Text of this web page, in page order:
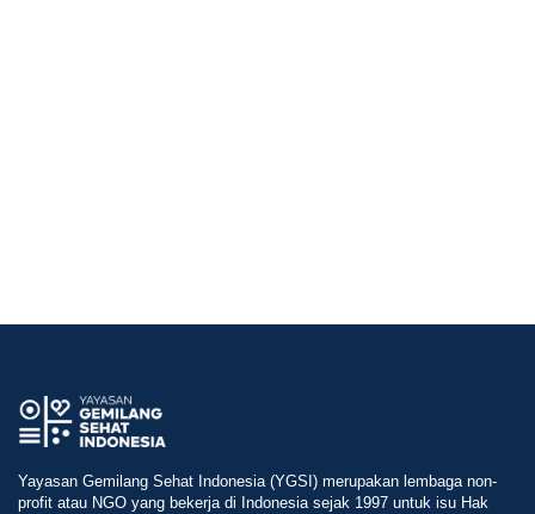
Yayasan Gemilang Sehat Indonesia (YGSI) merupakan lembaga non-
profit atau NGO yang bekerja di Indonesia sejak 1997 untuk isu Hak